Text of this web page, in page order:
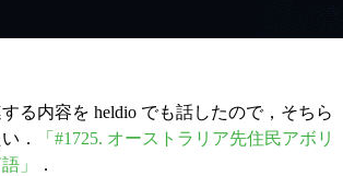
る内容を heldio でも話したので，そちら
．
「#1725. オーストラリア先住民アボリ
」
．